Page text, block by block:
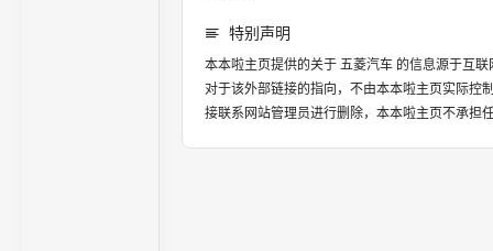
特别声明
本本啦主页提供的关于五菱汽车的信息源于互联
对于该外部链接的指向，不由本本啦主页实际控
接联系网站管理员进行删除，本本啦主页不承担